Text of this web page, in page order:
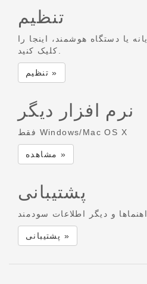
تنظیم
یا دستگاه هوشمند، اینجا را
تنظیم »
نرم افزار دیگر
فقط Windows/Mac OS X
مشاهده »
پشتیبانی
و دیگر اطلاعات سودمند
پشتیبانی »